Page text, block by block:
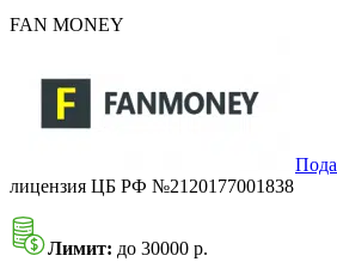
FAN MONEY
лицензия ЦБ РФ №2120177001838
Лимит: до 30000 р.